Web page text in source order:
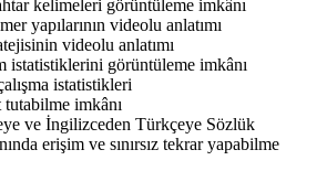
kelimeleri görüntüleme imkânı
yapılarının videolu anlatımı
videolu anlatımı
istatistiklerini görüntüleme imkânı
istatistikleri
imkânı
ve İngilizceden Türkçeye Sözlük
erişim ve sınırsız tekrar yapabilme